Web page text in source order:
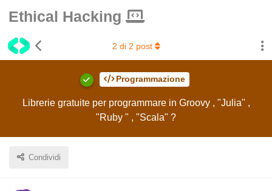
Ethical Hacking
Programmazione
Librerie gratuite per programmare in Groovy , "Julia" ,
"Ruby " , "Scala" ?
Condividi
2 di 2 post